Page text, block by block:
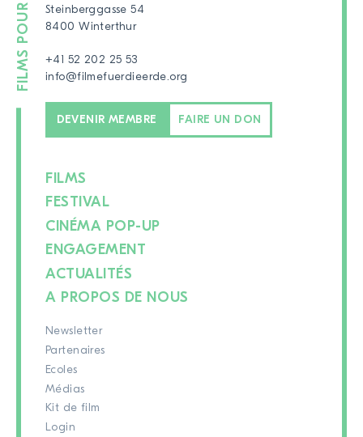
Steinberggasse 54
8400 Winterthur
+41 52 202 25 53
info@filmefuerdieerde.org
DEVENIR MEMBRE FAIRE UN DON
FILMS
FESTIVAL
CINÉMA POP-UP
ENGAGEMENT
ACTUALITÉS
A PROPOS DE NOUS
Newsletter
Partenaires
Ecoles
Médias
Kit de film
Login